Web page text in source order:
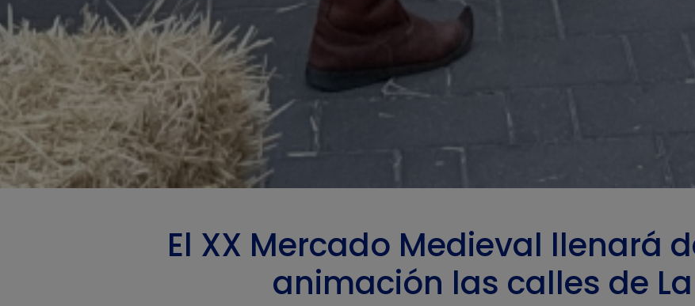
El XX Mercado Medieval llenará
animación las calles de